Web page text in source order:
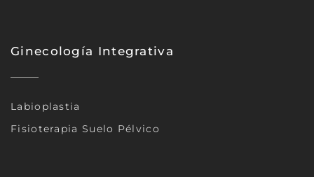
Ginecología Integrativa
Labioplastia
Fisioterapia Suelo Pélvico